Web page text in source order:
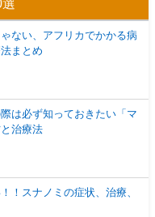
ない、アフリカでかかる病
まとめ
は必ず知っておきたい「マ
治療法
！スナノミの症状、治療、